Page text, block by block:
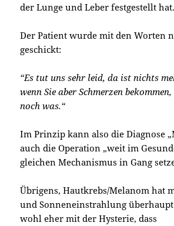
der Lunge und Leber festgestellt hat.
Der Patient wurde mit den Worten
geschickt:
“Es tut uns sehr leid, da ist nichts
wenn Sie aber Schmerzen
noch was.“
Im Prinzip kann also die Diagnose
auch die Operation „weit im
gleichen Mechanismus in Gang
Übrigens, Hautkrebs/Melanom hat
und Sonneneinstrahlung
wohl eher mit der Hysterie, dass